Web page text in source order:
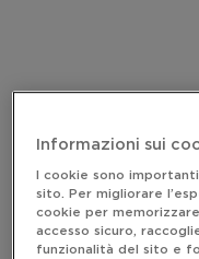
Informazioni sui
I cookie sono
sito. Per migliorare
cookie per
accesso sicuro,
funzionalità del sito e